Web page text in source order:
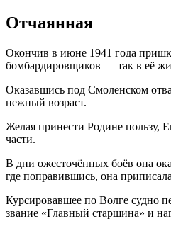
Отчаянная
Окончив в июне 1941 года
бомбардировщиков — так в её
Оказавшись под Смоленском
нежный возраст.
Желая принести Родине пользу,
части.
В дни ожесточённых боёв она
где поправившись, она
Курсировавшее по Волге судно
звание «Главный старшина» и